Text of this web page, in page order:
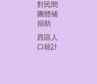
對民間
團體補
捐助
西區人
口統計